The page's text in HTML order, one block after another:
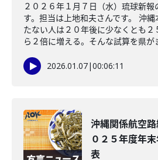
２０２６年１月７日（水）琉球新報
す。担当は上地和夫さんです。 沖
たない人は２０年後に少なくとも
ら２倍に増える。そんな試算を県が
2026.01.07|00:06:11
沖縄関係航空
０２５年度年
表